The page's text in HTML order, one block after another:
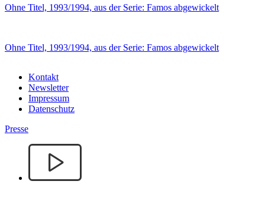
Ohne Titel, 1993/1994, aus der Serie: Famos abgewickelt
Ohne Titel, 1993/1994, aus der Serie: Famos abgewickelt
Kontakt
Newsletter
Impressum
Datenschutz
Presse